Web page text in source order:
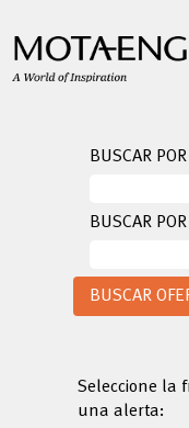
BUSCAR
BUSCAR
Seleccione la
una alerta: